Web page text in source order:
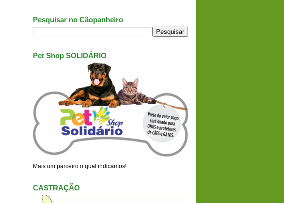
Pesquisar no Cãopanheiro
Pet Shop SOLIDÁRIO
Mais um parceiro o qual indicamos!
CASTRAÇÃO